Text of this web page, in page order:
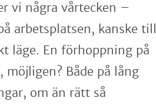
vi några vårtecken –
arbetsplatsen, kanske till
läge. En förhoppning på
Både på lång
om än rätt så